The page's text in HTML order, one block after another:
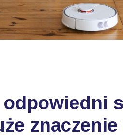
odpowiedni